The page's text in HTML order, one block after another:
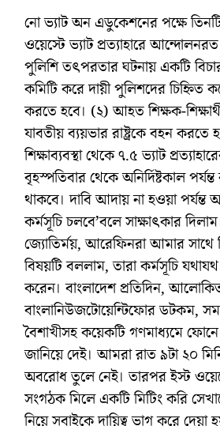
নো ভ্যাট অন এডুকেশনের পক্ষে
ওয়েস্টে ভ্যাট প্রত্যাহারে আন্দোলনরত
পুলিশি তৎপরতার ঘটনায় একটি
কমিটি করে দায়ী পুলিশদের চিহ্নিত
করতে হবে। (২) আহত শিক্ষক-
যাবতীয় ব্যয়ভার রাষ্ট্রকে বহন
শিক্ষাব্যবস্থা থেকে ৭.৫ ভ্যাট
বৃহস্পতিবার থেকে অনির্দিষ্টকাল
থাকবে। দাবি আদায় না হওয়া পর্যন্ত
কর্মসূচি চলবে’বলে সাক্ষাৎকার
জ্যোতির্ময়, আরেফিনরা আমার সাথে
বিষয়টি বললাম, তারা কর্মসূচি
করেন। বাংলাদেশ প্রতিদিন,
বাংলানিউজটোয়েন্টিফোর ডটকম,
বৈশাখীসহ কয়েকটি গণমাধ্যমে
জানিয়ে দেই। আমরা রাত ৯টা ২০
অবরোধ তুলে নেই। তারপর ইস্ট
সংগঠক মিলে একটি মিটিং করি
নিয়ে সবাইকে দায়িত্ব ভাগ করে